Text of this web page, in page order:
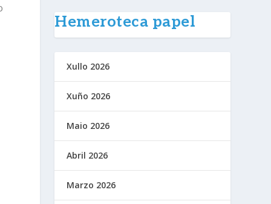
Hemeroteca papel
Xullo 2026
Xuño 2026
Maio 2026
Abril 2026
Marzo 2026